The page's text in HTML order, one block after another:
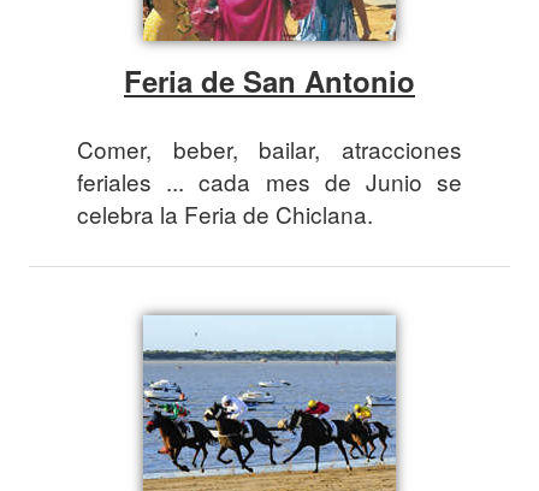
Feria de San Antonio
Comer, beber, bailar, atracciones
feriales ... cada mes de Junio se
celebra la Feria de Chiclana.